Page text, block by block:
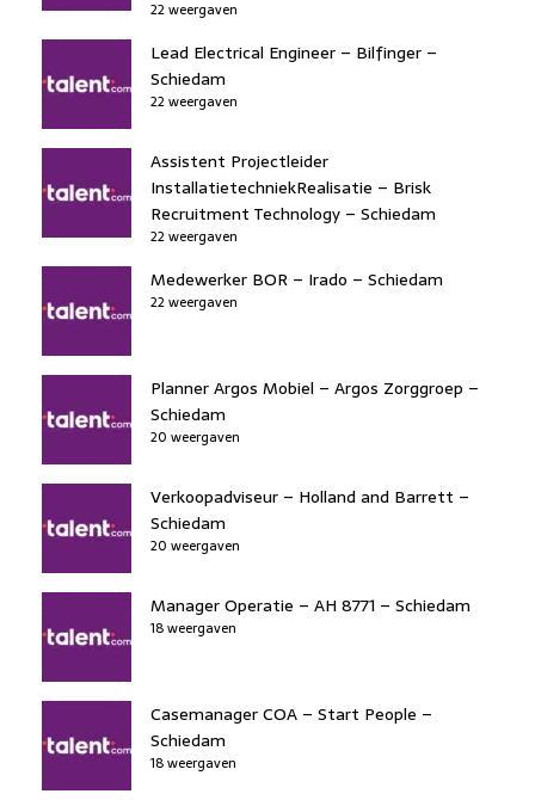
22 weergaven
Lead Electrical Engineer – Bilfinger –
Schiedam
22 weergaven
Assistent Projectleider
InstallatietechniekRealisatie – Brisk
Recruitment Technology – Schiedam
22 weergaven
Medewerker BOR – Irado – Schiedam
22 weergaven
Planner Argos Mobiel – Argos Zorggroep –
Schiedam
20 weergaven
Verkoopadviseur – Holland and Barrett –
Schiedam
20 weergaven
Manager Operatie – AH 8771 – Schiedam
18 weergaven
Casemanager COA – Start People –
Schiedam
18 weergaven